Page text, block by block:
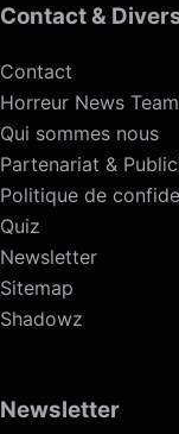
Contact &
Contact
Horreur News Team
Qui sommes nous
Partenariat &
Politique de
Quiz
Newsletter
Sitemap
Shadowz
Newsletter